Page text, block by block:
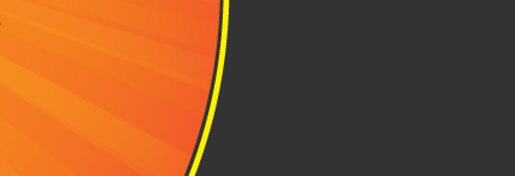
chùi, vệ
thế mà